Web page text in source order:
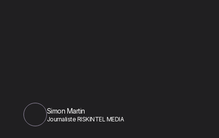
Simon Martin
Journaliste RISKINTEL MEDIA